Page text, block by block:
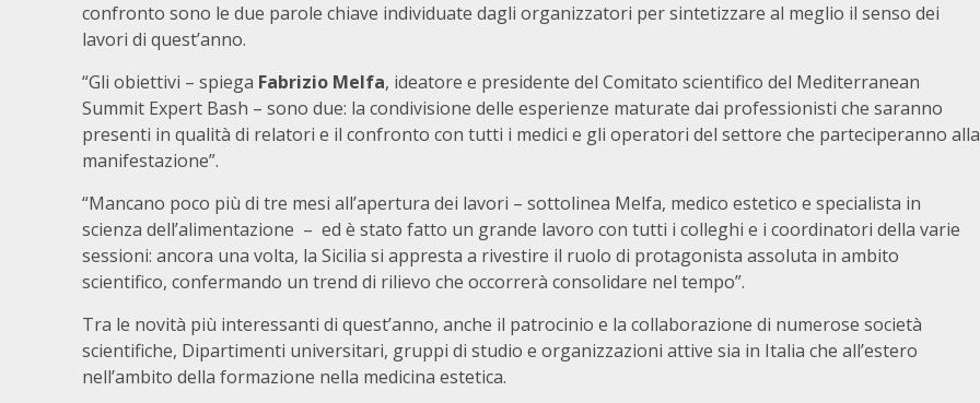
confronto sono le due parole chiave individuate dagli organizzatori per sintetizzare al meglio il senso dei
lavori di quest’anno.
“Gli obiettivi – spiega Fabrizio Melfa, ideatore e presidente del Comitato scientifico del Mediterranean
Summit Expert Bash – sono due: la condivisione delle esperienze maturate dai professionisti che saranno
presenti in qualità di relatori e il confronto con tutti i medici e gli operatori del settore che parteciperanno alla
manifestazione”.
“Mancano poco più di tre mesi all’apertura dei lavori – sottolinea Melfa, medico estetico e specialista in
scienza dell’alimentazione – ed è stato fatto un grande lavoro con tutti i colleghi e i coordinatori della varie
sessioni: ancora una volta, la Sicilia si appresta a rivestire il ruolo di protagonista assoluta in ambito
scientifico, confermando un trend di rilievo che occorrerà consolidare nel tempo”.
Tra le novità più interessanti di quest’anno, anche il patrocinio e la collaborazione di numerose società
scientifiche, Dipartimenti universitari, gruppi di studio e organizzazioni attive sia in Italia che all’estero
nell’ambito della formazione nella medicina estetica.